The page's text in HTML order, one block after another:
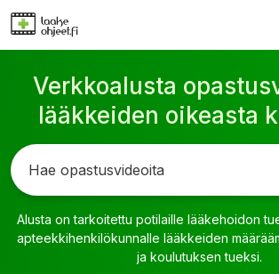
Lääkeohjeet-
Verkkoalusta
lääkkeiden oikeasta
Alusta on tarkoitettu potilaille lääkehoidon
apteekkihenkilökunnalle lääkkeiden
ja koulutuksen tueksi.